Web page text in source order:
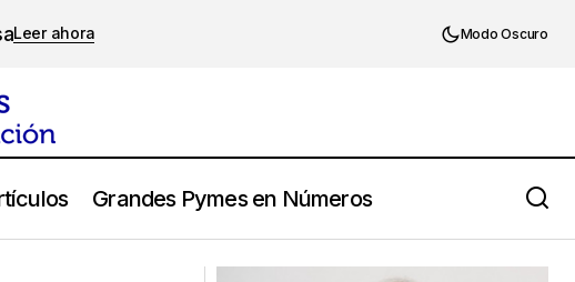
Leer ahora Modo Oscuro
Grandes Pymes en Números